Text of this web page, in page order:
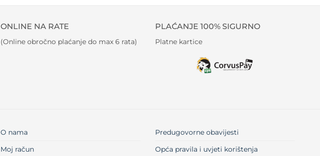
ONLINE NA RATE
(Online obročno plaćanje do max 6 rata)
PLAĆANJE 100% SIGURNO
Platne kartice
O nama
Moj račun
Predugovorne obavijesti
Opća pravila i uvjeti korištenja